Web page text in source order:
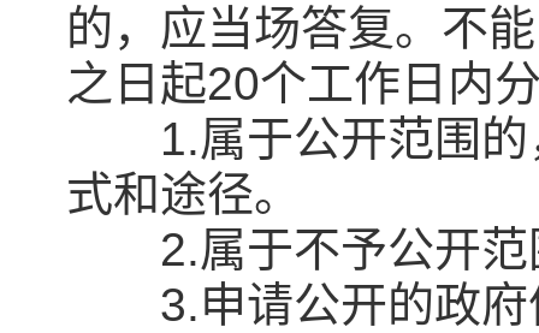
的，应当场答复。不
之日起20个工作日内
1.属于公开范围的
式和途径。
2.属于不予公开范
3.申请公开的政府